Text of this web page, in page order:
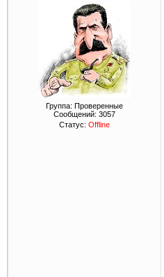
Группа: Проверенные
Сообщений: 3057
Статус: Offline